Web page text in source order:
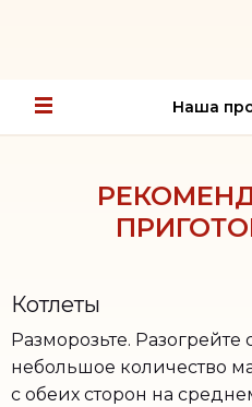
Наша
Котлеты
Разморозьте.
небольшое количество
с обеих сторон на